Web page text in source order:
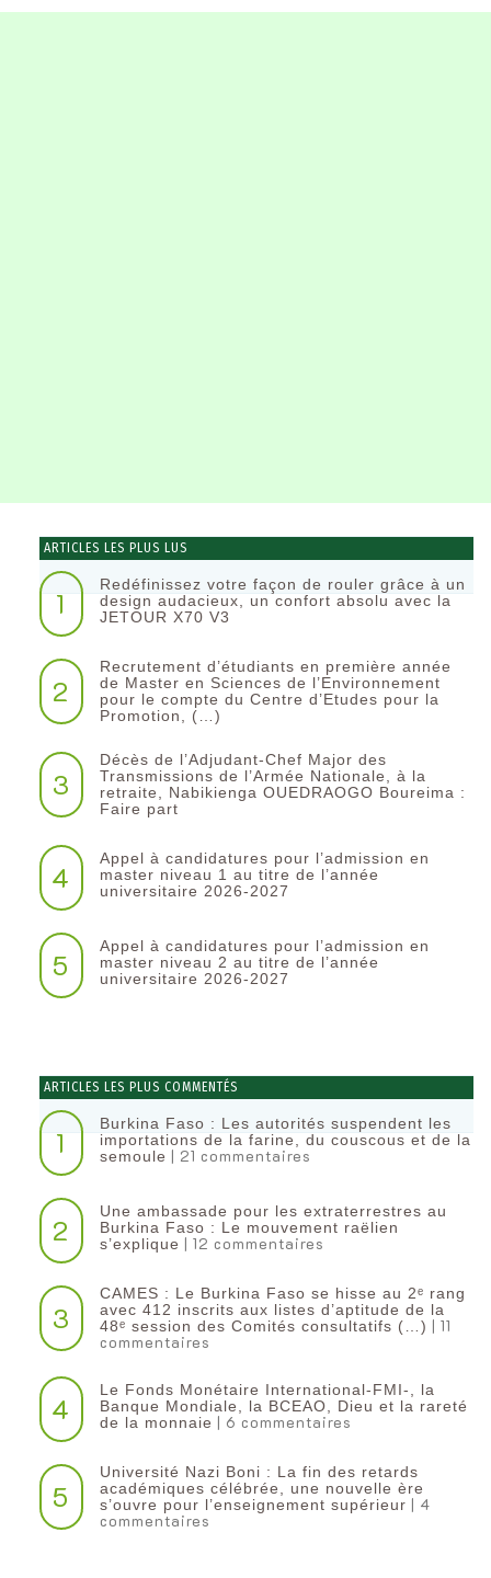
ARTICLES LES PLUS LUS
1
Redéfinissez votre façon de rouler grâce à un
design audacieux, un confort absolu avec la
JETOUR X70 V3
2
Recrutement d’étudiants en première année
de Master en Sciences de l’Environnement
pour le compte du Centre d’Etudes pour la
Promotion, (…)
3
Décès de l’Adjudant-Chef Major des
Transmissions de l’Armée Nationale, à la
retraite, Nabikienga OUEDRAOGO Boureima :
Faire part
4
Appel à candidatures pour l’admission en
master niveau 1 au titre de l’année
universitaire 2026-2027
5
Appel à candidatures pour l’admission en
master niveau 2 au titre de l’année
universitaire 2026-2027
ARTICLES LES PLUS COMMENTÉS
1
Burkina Faso : Les autorités suspendent les
importations de la farine, du couscous et de la
semoule | 21 commentaires
2
Une ambassade pour les extraterrestres au
Burkina Faso : Le mouvement raëlien
s’explique | 12 commentaires
3
CAMES : Le Burkina Faso se hisse au 2ᵉ rang
avec 412 inscrits aux listes d’aptitude de la
48ᵉ session des Comités consultatifs (…) | 11
commentaires
4
Le Fonds Monétaire International-FMI-, la
Banque Mondiale, la BCEAO, Dieu et la rareté
de la monnaie | 6 commentaires
5
Université Nazi Boni : La fin des retards
académiques célébrée, une nouvelle ère
s’ouvre pour l’enseignement supérieur | 4
commentaires